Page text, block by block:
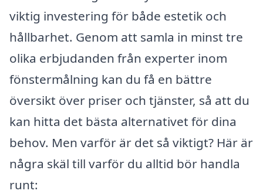
viktig investering för både estetik och
hållbarhet. Genom att samla in minst tre
olika erbjudanden från experter inom
fönstermålning kan du få en bättre
översikt över priser och tjänster, så att du
kan hitta det bästa alternativet för dina
behov. Men varför är det så viktigt? Här är
några skäl till varför du alltid bör handla
runt: